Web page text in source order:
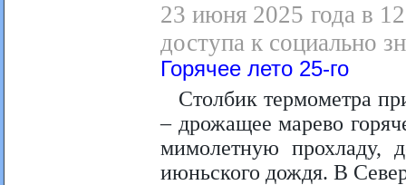
23 июня 2025 года в
доступа к социально
Горячее лето 25-го
Столбик термометра
– дрожащее марево
мимолетную прохладу,
июньского дождя. В